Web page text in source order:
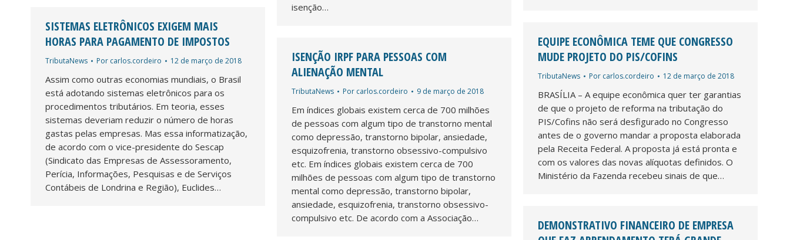
isenção…
SISTEMAS ELETRÔNICOS EXIGEM MAIS
HORAS PARA PAGAMENTO DE IMPOSTOS
TributaNews Por carlos.cordeiro 12 de março de 2018
Assim como outras economias mundiais, o Brasil
está adotando sistemas eletrônicos para os
procedimentos tributários. Em teoria, esses
sistemas deveriam reduzir o número de horas
gastas pelas empresas. Mas essa informatização,
de acordo com o vice-presidente do Sescap
(Sindicato das Empresas de Assessoramento,
Perícia, Informações, Pesquisas e de Serviços
Contábeis de Londrina e Região), Euclides…
EQUIPE ECONÔMICA TEME QUE CONGRESSO
MUDE PROJETO DO PIS/COFINS
TributaNews Por carlos.cordeiro 12 de março de 2018
BRASÍLIA – A equipe econômica quer ter garantias
de que o projeto de reforma na tributação do
PIS/Cofins não será desfigurado no Congresso
antes de o governo mandar a proposta elaborada
pela Receita Federal. A proposta já está pronta e
com os valores das novas alíquotas definidos. O
Ministério da Fazenda recebeu sinais de que…
ISENÇÃO IRPF PARA PESSOAS COM
ALIENAÇÃO MENTAL
TributaNews Por carlos.cordeiro 9 de março de 2018
Em índices globais existem cerca de 700 milhões
de pessoas com algum tipo de transtorno mental
como depressão, transtorno bipolar, ansiedade,
esquizofrenia, transtorno obsessivo-compulsivo
etc. Em índices globais existem cerca de 700
milhões de pessoas com algum tipo de transtorno
mental como depressão, transtorno bipolar,
ansiedade, esquizofrenia, transtorno obsessivo-
compulsivo etc. De acordo com a Associação…
DEMONSTRATIVO FINANCEIRO DE EMPRESA